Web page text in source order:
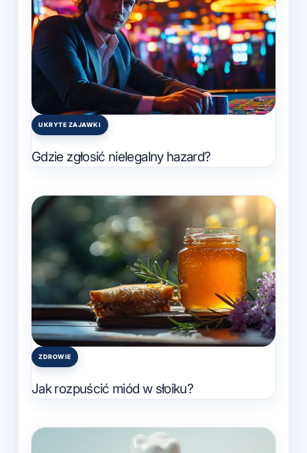
Posted
UKRYTE ZAJAWKI
Gdzie zgłosić nielegalny hazard?
Posted
ZDROWIE
Jak rozpuścić miód w słoiku?